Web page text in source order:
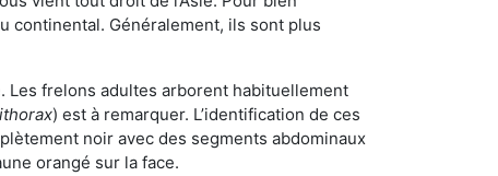
continental. Généralement, ils sont plus
Les frelons adultes arborent habituellement
) est à remarquer. L’identification de ces
noir avec des segments abdominaux
orangé sur la face.